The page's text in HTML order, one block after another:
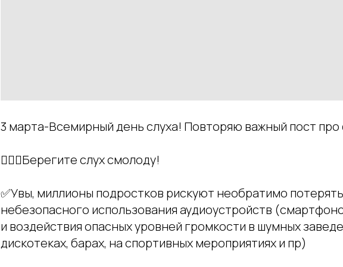
3 марта-Всемирный день слуха! Повторяю важный пост про
👩🏼‍⚕️Берегите слух смолоду!
✅Увы, миллионы подростков рискуют необратимо потерять
небезопасного использования аудиоустройств
и воздействия опасных уровней громкости в шумных
дискотеках, барах, на спортивных мероприятиях и пр)